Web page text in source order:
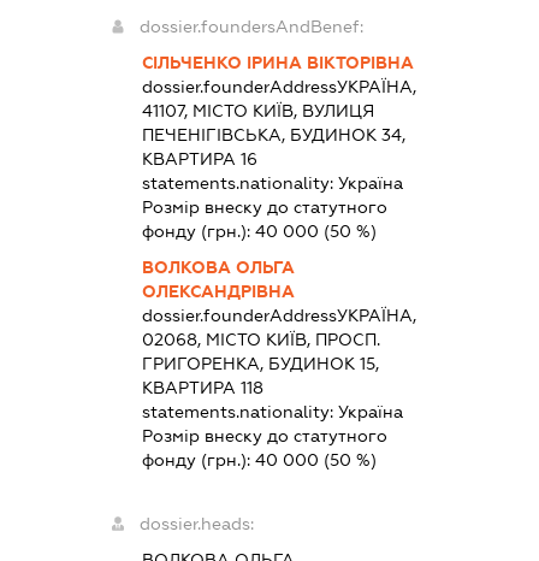
dossier.foundersAndBenef:
СІЛЬЧЕНКО ІРИНА ВІКТОРІВНА
dossier.founderAddressУКРАЇНА,
41107, МІСТО КИЇВ, ВУЛИЦЯ
ПЕЧЕНІГІВСЬКА, БУДИНОК 34,
КВАРТИРА 16
statements.nationality: Україна
Розмір внеску до статутного
фонду (грн.): 40 000 (50 %)
ВОЛКОВА ОЛЬГА
ОЛЕКСАНДРІВНА
dossier.founderAddressУКРАЇНА,
02068, МІСТО КИЇВ, ПРОСП.
ГРИГОРЕНКА, БУДИНОК 15,
КВАРТИРА 118
statements.nationality: Україна
Розмір внеску до статутного
фонду (грн.): 40 000 (50 %)
dossier.heads: